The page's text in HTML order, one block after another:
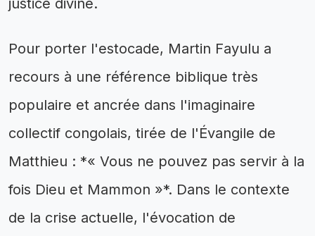
Pour porter l'estocade, Martin Fayulu a
recours à une référence biblique très
populaire et ancrée dans l'imaginaire
collectif congolais, tirée de l'Évangile de
Matthieu : *« Vous ne pouvez pas servir à la
fois Dieu et Mammon »*. Dans le contexte
de la crise actuelle, l'évocation de